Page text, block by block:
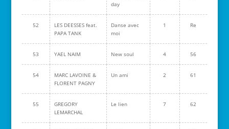
day
52
LES DEESSES feat.
PAPA TANK
Danse avec
moi
1 Re
53 YAEL NAIM New soul 4 56
54
MARC LAVOINE &
FLORENT PAGNY
Un ami 2 61
55
GREGORY
LEMARCHAL
Le lien 7 62